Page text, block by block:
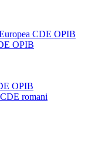
CDE OPIB
OPIB
OPIB
romani